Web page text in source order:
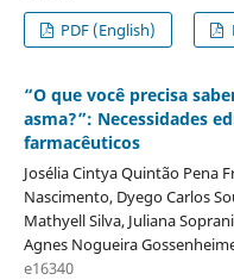
PDF (English)
“O que você precisa
asma?”: Necessidades
farmacêuticos
Josélia Cintya Quintão Pena
Nascimento, Dyego Carlos
Mathyell Silva, Juliana
Agnes Nogueira
e16340